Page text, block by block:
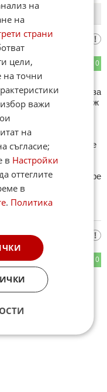
0
се 22 години назад
кое е най-добро за
мнение след като уж
певци ще
разни набедени
на
сега само се излагаме
се . То не бяха
са изпълнителите
Ако е така по-добре
0
я циганка/циганин,
на съответните...
на
на
страни
цели,
на точни
важи
на
съгласие;
в Настройки
оттеглите
в
. Политика